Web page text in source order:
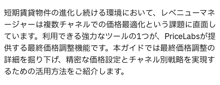
短期賃貸物件の進化し続ける環境において、レベニューマネ
ージャーは複数チャネルでの価格最適化という課題に直面し
ています。利用できる強力なツールの1つが、PriceLabsが提
供する最終価格調整機能です。本ガイドでは最終価格調整の
詳細を掘り下げ、精密な価格設定とチャネル別戦略を実現す
るための活用方法をご紹介します。